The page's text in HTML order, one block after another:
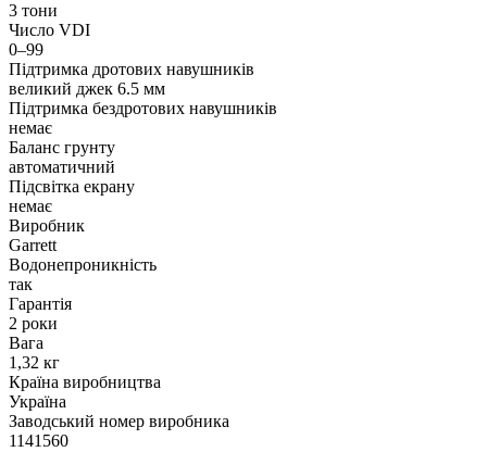
3 тони
Число VDI
0–99
Підтримка дротових навушників
великий джек 6.5 мм
Підтримка бездротових навушників
немає
Баланс грунту
автоматичний
Підсвітка екрану
немає
Виробник
Garrett
Водонепроникність
так
Гарантія
2 роки
Вага
1,32 кг
Країна виробництва
Україна
Заводський номер виробника
1141560